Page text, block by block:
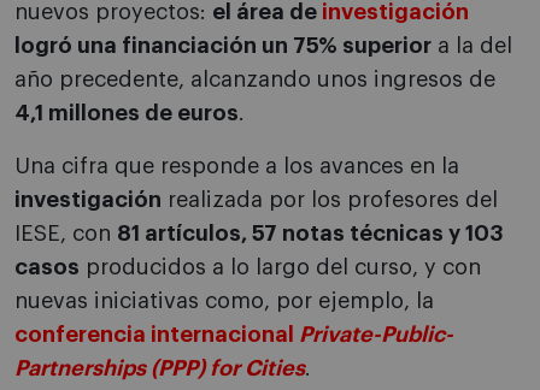
nuevos proyectos: el área de investigación
logró una financiación un 75% superior a la del
año precedente, alcanzando unos ingresos de
4,1 millones de euros.
Una cifra que responde a los avances en la
investigación realizada por los profesores del
IESE, con 81 artículos, 57 notas técnicas y 103
casos producidos a lo largo del curso, y con
nuevas iniciativas como, por ejemplo, la
conferencia internacional Private-Public-
Partnerships (PPP) for Cities.